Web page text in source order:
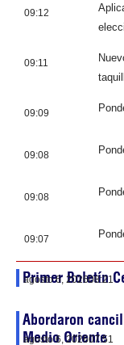
09:12
09:11
09:09
09:08
09:08
09:07
Primer Boletín
agosto 6, 202608:21
Abordaron
Medio Oriente
agosto 6, 202607:51